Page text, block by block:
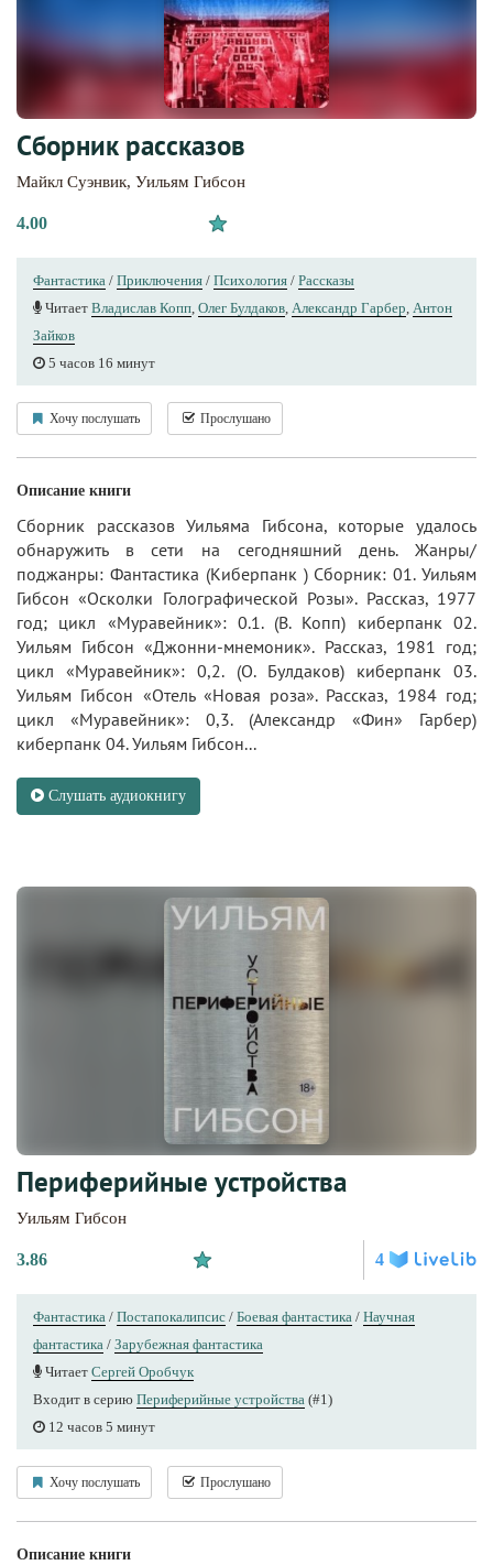
Сборник рассказов
Майкл Суэнвик, Уильям Гибсон
4.00
Фантастика / Приключения / Психология / Рассказы
Читает Владислав Копп, Олег Булдаков, Александр Гарбер, Антон
Зайков
5 часов 16 минут
Хочу послушать Прослушано
Описание книги
Сборник рассказов Уильяма Гибсона, которые удалось
обнаружить в сети на сегодняшний день. Жанры/
поджанры: Фантастика (Киберпанк ) Сборник: 01. Уильям
Гибсон «Осколки Голографической Розы». Рассказ, 1977
год; цикл «Муравейник»: 0.1. (В. Копп) киберпанк 02.
Уильям Гибсон «Джонни-мнемоник». Рассказ, 1981 год;
цикл «Муравейник»: 0,2. (О. Булдаков) киберпанк 03.
Уильям Гибсон «Отель «Новая роза». Рассказ, 1984 год;
цикл «Муравейник»: 0,3. (Александр «Фин» Гарбер)
киберпанк 04. Уильям Гибсон...
Слушать аудиокнигу
Периферийные устройства
Уильям Гибсон
3.86 4
Фантастика / Постапокалипсис / Боевая фантастика / Научная
фантастика / Зарубежная фантастика
Читает Сергей Оробчук
Входит в серию Периферийные устройства (#1)
12 часов 5 минут
Хочу послушать Прослушано
Описание книги